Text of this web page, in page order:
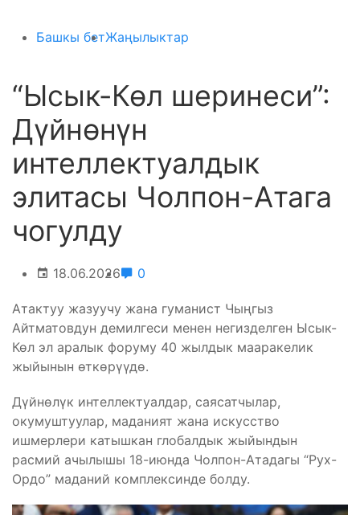
Башкы бетЖаңылыктар
“Ысык-Көл шеринеси”:
Дүйнөнүн
интеллектуалдык
элитасы Чолпон-Атага
чогулду
18.06.2026 0
Атактуу жазуучу жана гуманист Чыңгыз
Айтматовдун демилгеси менен негизделген Ысык-
Көл эл аралык форуму 40 жылдык мааракелик
жыйынын өткөрүүдө.
Дүйнөлүк интеллектуалдар, саясатчылар,
окумуштуулар, маданият жана искусство
ишмерлери катышкан глобалдык жыйындын
расмий ачылышы 18-июнда Чолпон-Атадагы “Рух-
Ордо” маданий комплексинде болду.